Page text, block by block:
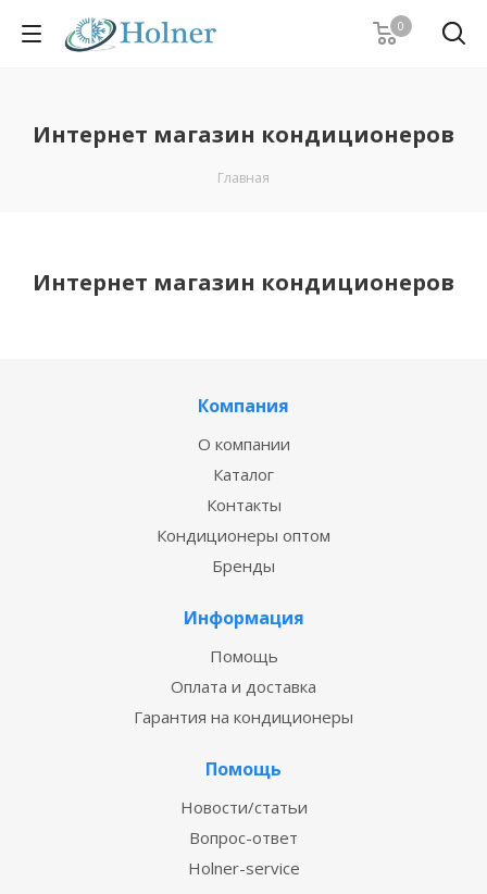
0
Интернет магазин кондиционеров
Главная
Интернет магазин кондиционеров
Компания
О компании
Каталог
Контакты
Кондиционеры оптом
Бренды
Информация
Помощь
Оплата и доставка
Гарантия на кондиционеры
Помощь
Новости/статьи
Вопрос-ответ
Holner-service